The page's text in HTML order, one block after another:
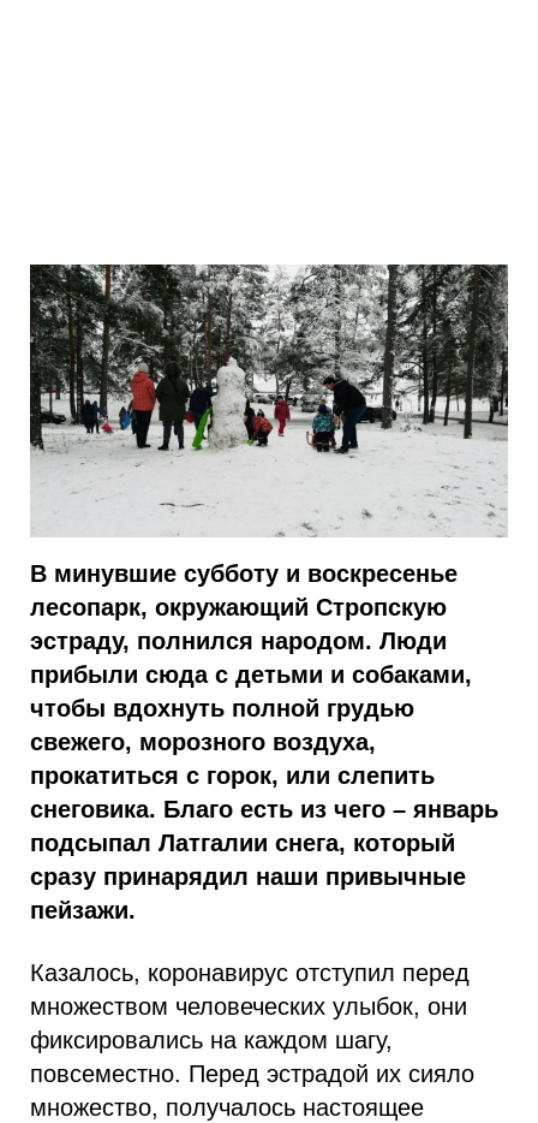
В минувшие субботу и воскресенье
лесопарк, окружающий Стропскую
эстраду, полнился народом. Люди
прибыли сюда с детьми и собаками,
чтобы вдохнуть полной грудью
свежего, морозного воздуха,
прокатиться с горок, или слепить
снеговика. Благо есть из чего – январь
подсыпал Латгалии снега, который
сразу принарядил наши привычные
пейзажи.
Казалось, коронавирус отступил перед
множеством человеческих улыбок, они
фиксировались на каждом шагу,
повсеместно. Перед эстрадой их сияло
множество, получалось настоящее